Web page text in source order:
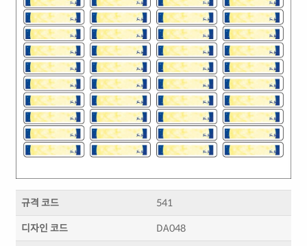
규격 코드 541
디자인 코드 DA048